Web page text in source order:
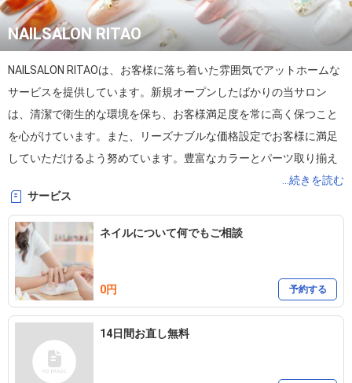
NAILSALON RITAO
NAILSALON RITAOは、お客様に落ち着いた雰囲気でアットホームな
サービスを提供しています。新規オープンしたばかりの当サロン
は、清潔で衛生的な環境を保ち、お客様満足度を常に高く保つこと
を心がけています。また、リーズナブルな価格設定でお客様に満足
していただけるよう努めています。豊富なカラーとパーツ取り揃え
ております。デザインが未定の場合、10本アートでご予約して下さ
い。お値段は無視していただいて大丈夫です。
...続きを読む
サービス
ネイルについて何でもご相談
0円 予約する
14日間お直し無料